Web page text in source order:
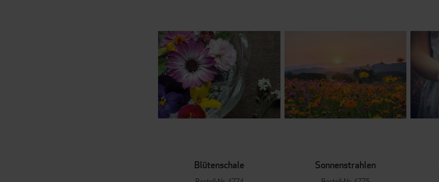
Blütenschale Sonnenstrahlen